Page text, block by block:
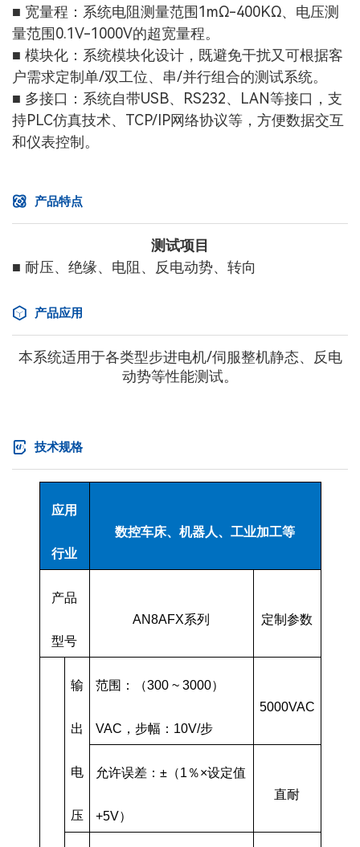
■ 宽量程：系统电阻测量范围1mΩ-400KΩ、电压测
量范围0.1V-1000V的超宽量程。
■ 模块化：系统模块化设计，既避免干扰又可根据客
户需求定制单/双工位、串/并行组合的测试系统。
■ 多接口：系统自带USB、RS232、LAN等接口，支
持PLC仿真技术、TCP/IP网络协议等，方便数据交互
和仪表控制。
产品特点
测试项目
■ 耐压、绝缘、电阻、反电动势、转向
产品应用
本系统适用于各类型步进电机/伺服整机静态、反电
动势等性能测试。
技术规格
应用
行业
数控车床、机器人、工业加工等
产品
型号
AN8AFX系列 定制参数
输
出
电
压
范围：（300 ~ 3000）
VAC，步幅：10V/步
5000VAC
允许误差：±（1％×设定值
+5V）
直耐